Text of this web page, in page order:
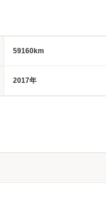
59160km
2017年